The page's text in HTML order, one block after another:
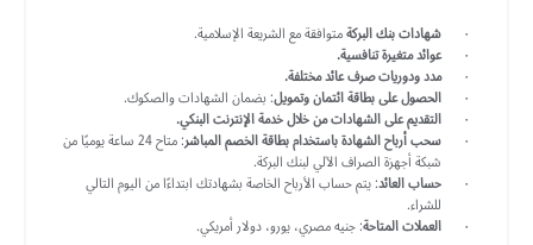
شهادات بنك البركةمتوافقة مع الشريعة الإسلامية.
عوائد متغيرة تنافسية.
مدد ودوريات صرف عائد مختلفة.
الحصول على بطاقة ائتمان وتمويل: بضمان الشهادات والصكوك.
التقديم على الشهادات من خلال خدمة الإنترنت البنكي.
سحب أرباح الشهادة باستخدام بطاقة الخصم المباشر : متاح 24 ساعة يوميًا من
شبكة أجهزة الصراف الآلي لبنك البركة.
حساب العائد: يتم حساب الأرباح الخاصة بشهادتك ابتداءًا من اليوم التالي
للشراء.
العملات المتاحة: جنيه مصري، يورو، دولار أمريكي.